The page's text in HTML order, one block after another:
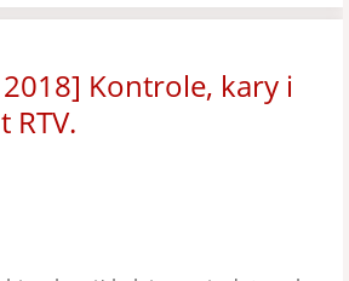
Kontrole, kary i
RTV.